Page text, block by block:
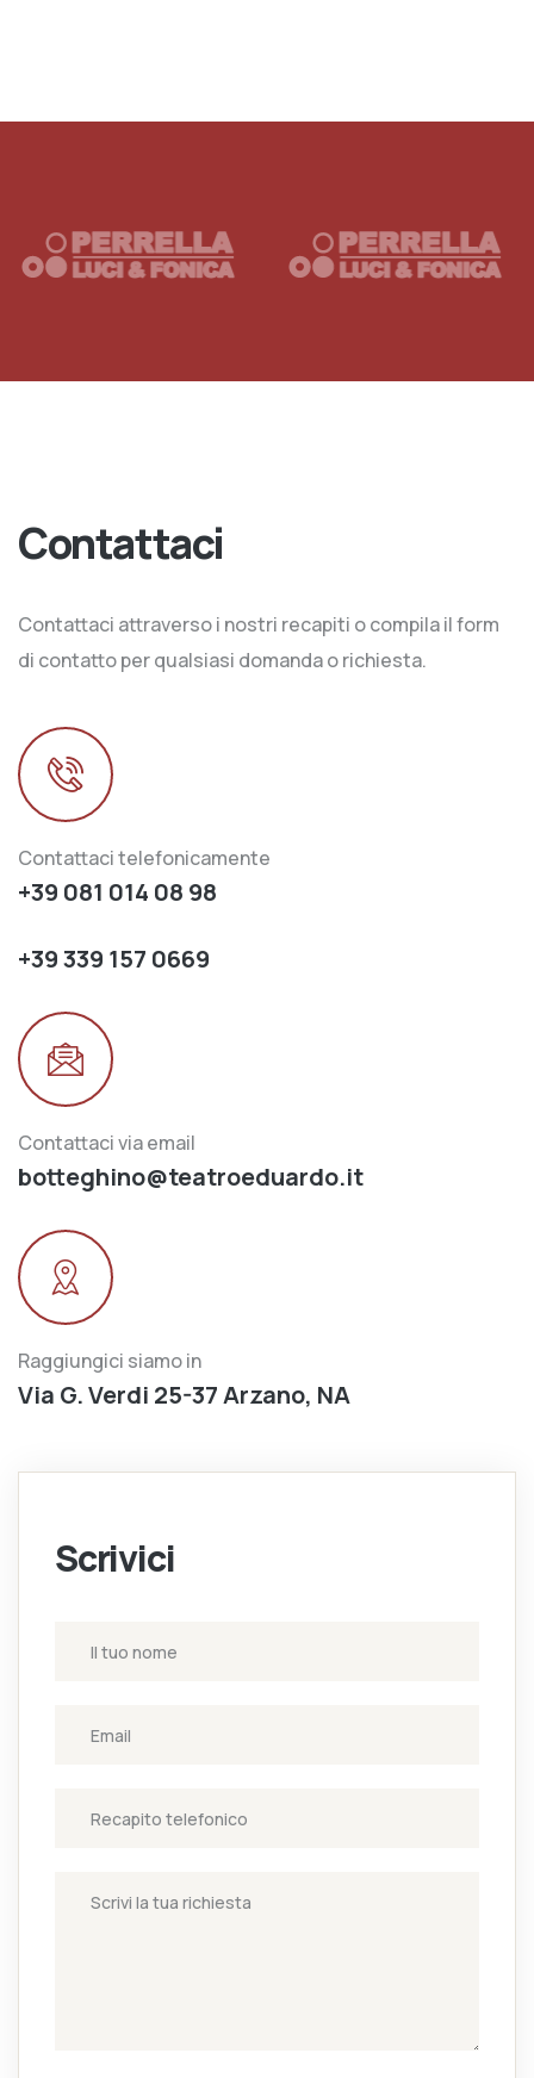
Contattaci
Contattaci attraverso i nostri recapiti o compila il form
di contatto per qualsiasi domanda o richiesta.
Contattaci telefonicamente
+39 081 014 08 98
+39 339 157 0669
Contattaci via email
botteghino@teatroeduardo.it
Raggiungici siamo in
Via G. Verdi 25-37 Arzano, NA
Scrivici